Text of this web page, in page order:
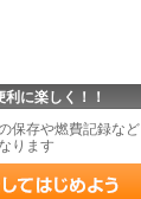
に楽しく！！
保存や燃費記録など
ります